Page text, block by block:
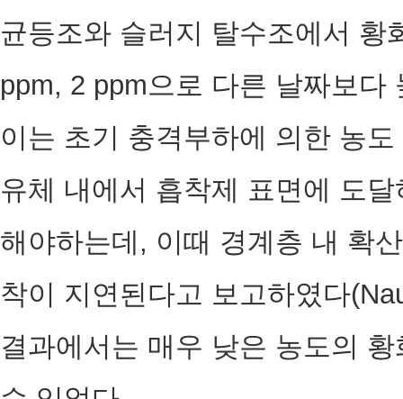
균등조와 슬러지 탈수조에서 황
ppm, 2 ppm으로 다른 날짜보
이는 초기 충격부하에 의한 농
유체 내에서 흡착제 표면에 도
해야하는데, 이때 경계층 내 확
착이 지연된다고 보고하였다
결과에서는 매우 낮은 농도의